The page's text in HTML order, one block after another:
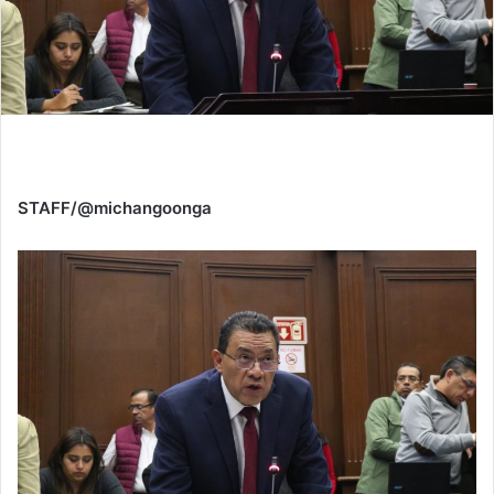
STAFF/@michangoonga